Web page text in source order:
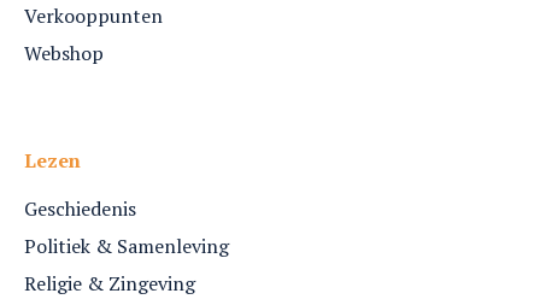
Verkooppunten
Webshop
Lezen
Geschiedenis
Politiek & Samenleving
Religie & Zingeving